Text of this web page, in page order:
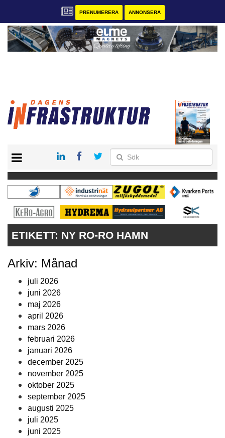
PRENUMERERA ANNONSERA
KONTAKT
VÅRA ANDRA MAGASIN
PRENUMERERA
ANNONSERA
ETIKETT: NY RO-RO HAMN
Arkiv: Månad
juli 2026
juni 2026
maj 2026
april 2026
mars 2026
februari 2026
januari 2026
december 2025
november 2025
oktober 2025
september 2025
augusti 2025
juli 2025
juni 2025